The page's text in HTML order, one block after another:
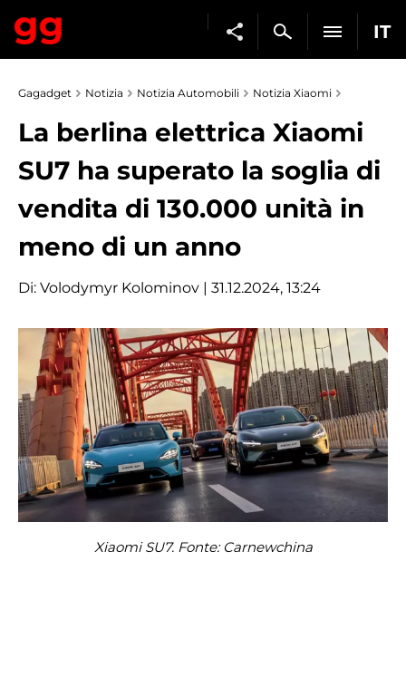
IT
Gagadget Notizia Notizia Automobili Notizia Xiaomi
La berlina elettrica Xiaomi
SU7 ha superato la soglia di
vendita di 130.000 unità in
meno di un anno
Di: Volodymyr Kolominov | 31.12.2024, 13:24
Xiaomi SU7. Fonte: Carnewchina